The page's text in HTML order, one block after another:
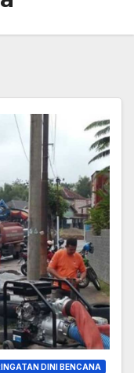
DINI BENCANA